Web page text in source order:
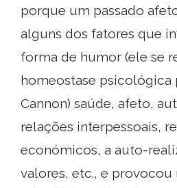
porque um passado
alguns dos fatores que
forma de humor (ele se
homeostase psicológica
Cannon) saúde, afeto,
relações interpessoais,
económicos, a auto-
valores, etc., e